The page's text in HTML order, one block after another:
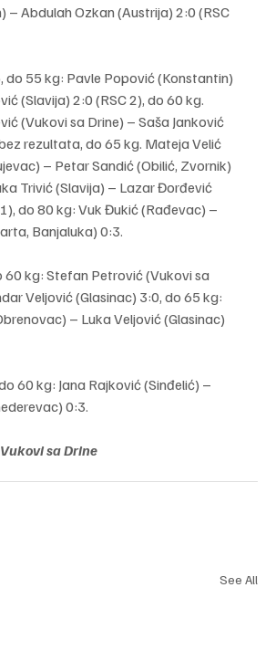
– Abdulah Ozkan (Austrija) 2:0 (RSC
do 55 kg: Pavle Popović (Konstantin)
(Slavija) 2:0 (RSC 2), do 60 kg.
(Vukovi sa Drine) – Saša Janković
rezultata, do 65 kg. Mateja Velić
– Petar Sandić (Obilić, Zvornik)
Trivić (Slavija) – Lazar Đorđević
do 80 kg: Vuk Đukić (Rađevac) –
Banjaluka) 0:3.
60 kg: Stefan Petrović (Vukovi sa
Veljović (Glasinac) 3:0, do 65 kg:
– Luka Veljović (Glasinac)
60 kg: Jana Rajković (Sinđelić) –
0:3.
sa Drine
See All